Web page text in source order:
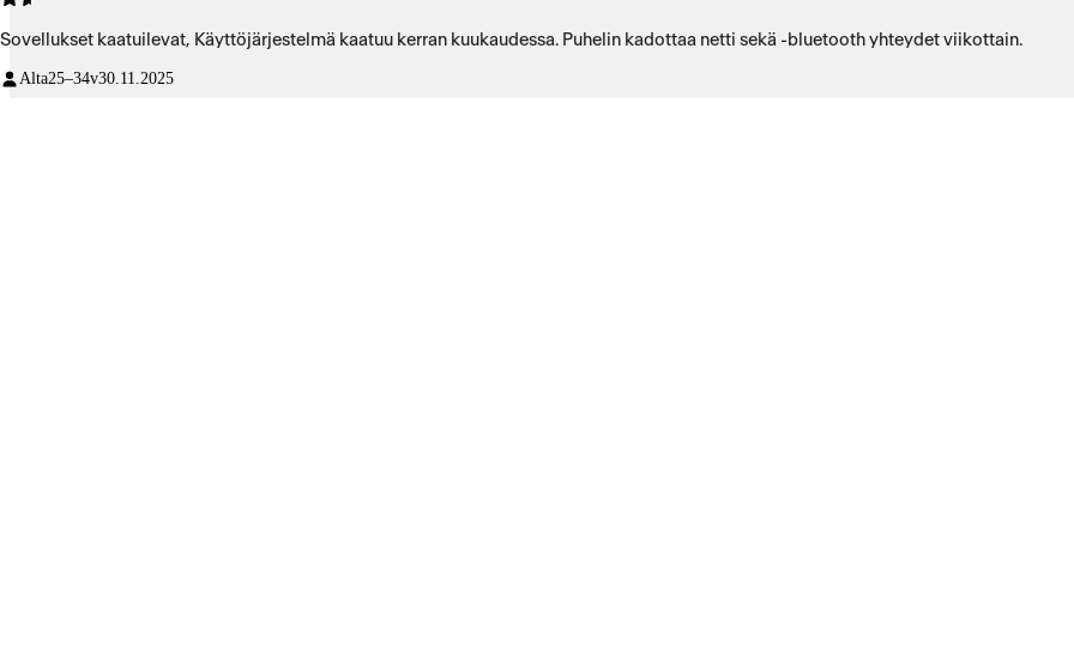
Sovellukset kaatuilevat, Käyttöjärjestelmä kaatuu kerran kuukaudessa. Puhelin kadottaa netti sekä -bluetooth yhteydet viikottain.
Alta25–34v30.11.2025